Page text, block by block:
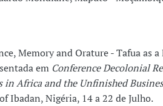
Memory and Orature - Tafua as
em Conference Decolonial
Africa and the Unfinished
Ibadan, Nigéria, 14 a 22 de Julho.